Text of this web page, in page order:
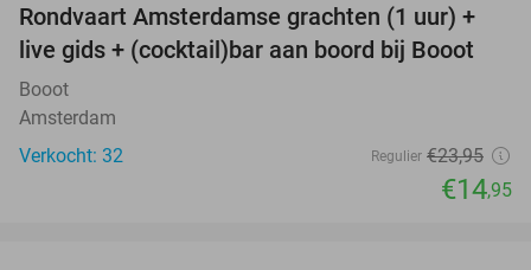
38%
Rondvaart Amsterdamse grachten (1 uur) +
live gids + (cocktail)bar aan boord bij Booot
Booot
Amsterdam
Verkocht: 32
Regulier €23,95
€14,95